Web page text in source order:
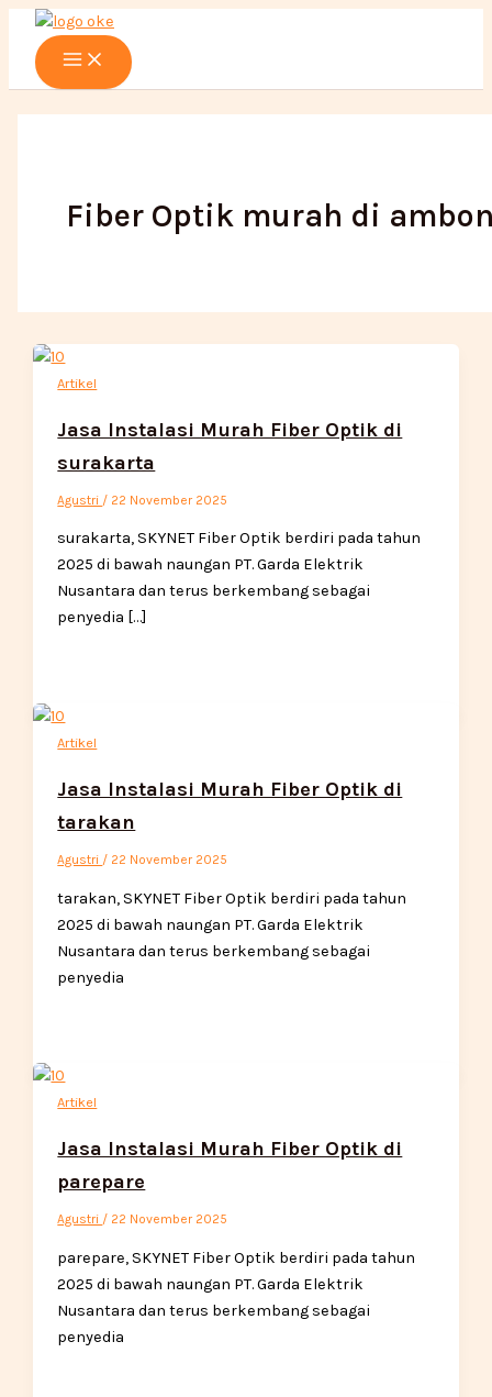
Lewati
konten
Main
Menu
Fiber Optik murah di
Artikel
Jasa Instalasi Murah Fiber Optik di
surakarta
Agustri / 22 November 2025
surakarta, SKYNET Fiber Optik berdiri pada tahun
2025 di bawah naungan PT. Garda Elektrik
Nusantara dan terus berkembang sebagai
penyedia […]
Artikel
Jasa Instalasi Murah Fiber Optik di
tarakan
Agustri / 22 November 2025
tarakan, SKYNET Fiber Optik berdiri pada tahun
2025 di bawah naungan PT. Garda Elektrik
Nusantara dan terus berkembang sebagai
penyedia
Artikel
Jasa Instalasi Murah Fiber Optik di
parepare
Agustri / 22 November 2025
parepare, SKYNET Fiber Optik berdiri pada tahun
2025 di bawah naungan PT. Garda Elektrik
Nusantara dan terus berkembang sebagai
penyedia